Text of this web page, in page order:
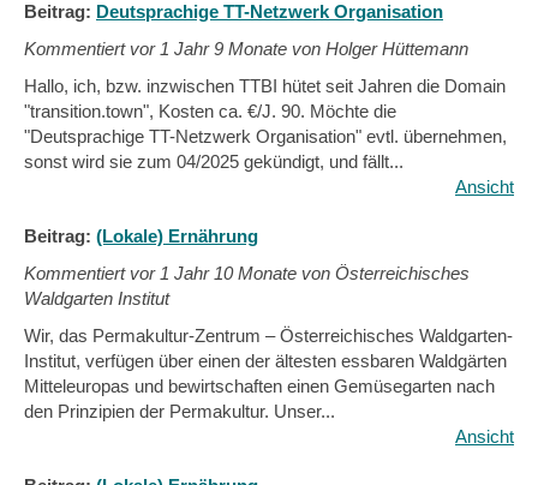
Beitrag: Deutsprachige TT-Netzwerk Organisation
Kommentiert vor 1 Jahr 9 Monate von Holger Hüttemann
Hallo, ich, bzw. inzwischen TTBI hütet seit Jahren die Domain
"transition.town", Kosten ca. €/J. 90. Möchte die
"Deutsprachige TT-Netzwerk Organisation" evtl. übernehmen,
sonst wird sie zum 04/2025 gekündigt, und fällt...
Ansicht
Beitrag: (Lokale) Ernährung
Kommentiert vor 1 Jahr 10 Monate von Österreichisches
Waldgarten Institut
Wir, das Permakultur-Zentrum – Österreichisches Waldgarten-
Institut, verfügen über einen der ältesten essbaren Waldgärten
Mitteleuropas und bewirtschaften einen Gemüsegarten nach
den Prinzipien der Permakultur. Unser...
Ansicht